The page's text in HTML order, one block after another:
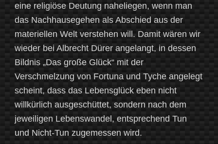
eine religiöse Deutung naheliegen, wenn man
das Nachhausegehen als Abschied aus der
materiellen Welt verstehen will. Damit wären wir
wieder bei Albrecht Dürer angelangt, in dessen
Bildnis „Das große Glück“ mit der
Verschmelzung von Fortuna und Tyche angelegt
scheint, dass das Lebensglück eben nicht
willkürlich ausgeschüttet, sondern nach dem
jeweiligen Lebenswandel, entsprechend Tun
und Nicht-Tun zugemessen wird.